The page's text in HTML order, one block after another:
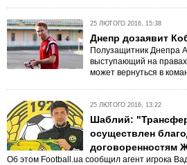
25 ЛЮТОГО 2016, 15:38
Днепр дозаявит
Полузащитник Днепра
выступающий на
может вернуться в
25 ЛЮТОГО 2016, 13:22
Шаблий:
осуществлен
договоренностям
Об этом Football.ua сообщил агент игрока